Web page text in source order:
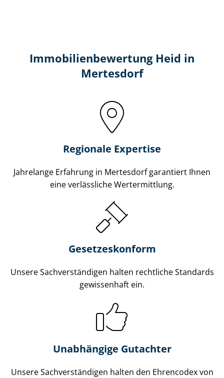
Immobilien­bewertung Heid in
Mertesdorf
Regionale Expertise
Jahrelange Erfahrung in Mertesdorf garantiert Ihnen
eine verlässliche Wertermittlung.
Gesetzes­konform
Unsere Sach­ver­stän­di­gen halten rechtliche Standards
gewissenhaft ein.
Unabhängige Gutachter
Unsere Sach­ver­stän­di­gen halten den Ehrencodex von